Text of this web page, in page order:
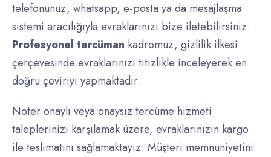
telefonunuz, whatsapp, e-posta ya da mesajlaşma
sistemi aracılığıyla evraklarınızı bize iletebilirsiniz.
Profesyonel tercüman kadromuz, gizlilik ilkesi
çerçevesinde evraklarınızı titizlikle inceleyerek en
doğru çeviriyi yapmaktadır.
Noter onaylı veya onaysız tercüme hizmeti
taleplerinizi karşılamak üzere, evraklarınızın kargo
ile teslimatını sağlamaktayız. Müşteri memnuniyetini